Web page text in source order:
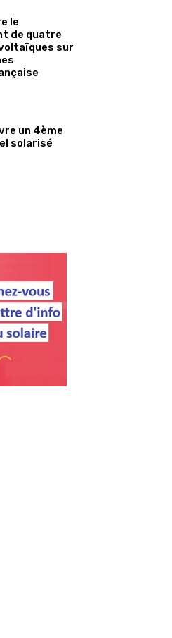
le
de quatre
sur
un 4ème
solarisé